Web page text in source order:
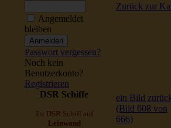
Angemeldet
bleiben
Passwort vergessen?
Noch kein
Benutzerkonto?
Registrieren
DSR Schiffe
Ihr DSR Schiff auf
Leinwand
Zurück zur
ein Bild
(Bild 608 von
666)